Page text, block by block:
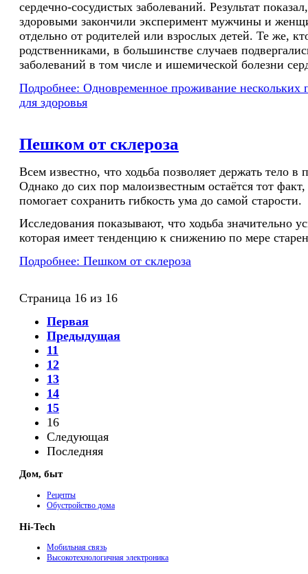
сердечно-сосудистых заболеваний. Результат
здоровыми закончили эксперимент мужчины и
отдельно от родителей или взрослых детей. Те же,
родственниками, в большинстве случаев
заболеваний в том числе и ишемической болезни
Подробнее: Одновременное проживание нескольких
для здоровья
Пешком от склероза
Всем известно, что ходьба позволяет держать тело в
Однако до сих пор малоизвестным остаётся тот
помогает сохранить гибкость ума до самой старости.
Исследования показывают, что ходьба значительно
которая имеет тенденцию к снижению по мере
Подробнее: Пешком от склероза
Страница 16 из 16
Первая
Предыдущая
11
12
13
14
15
16
Следующая
Последняя
Дом, быт
Рецепты
Обустройство дома
Hi-Tech
Мобильная связь
Высокотехнологичная электроника